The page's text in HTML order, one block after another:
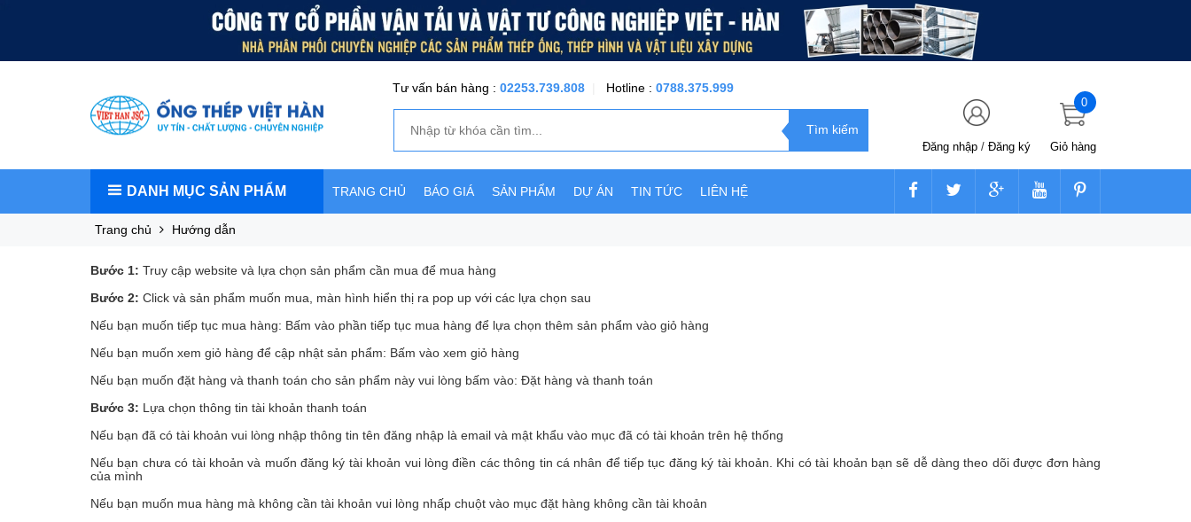
Tư vấn bán hàng : 02253.739.808| Hotline : 0788.375.999
Đăng nhập / Đăng ký Giỏ hàng
0
DANH MỤC SẢN PHẨM TRANG CHỦ BÁO GIÁ SẢN PHẨM DỰ ÁN TIN TỨC LIÊN HỆ
Trang chủ Hướng dẫn
Bước 1: Truy cập website và lựa chọn sản phẩm cần mua để mua hàng
Bước 2: Click và sản phẩm muốn mua, màn hình hiển thị ra pop up với các lựa chọn sau
Nếu bạn muốn tiếp tục mua hàng: Bấm vào phần tiếp tục mua hàng để lựa chọn thêm sản phẩm vào giỏ hàng
Nếu bạn muốn xem giỏ hàng để cập nhật sản phẩm: Bấm vào xem giỏ hàng
Nếu bạn muốn đặt hàng và thanh toán cho sản phẩm này vui lòng bấm vào: Đặt hàng và thanh toán
Bước 3: Lựa chọn thông tin tài khoản thanh toán
Nếu bạn đã có tài khoản vui lòng nhập thông tin tên đăng nhập là email và mật khẩu vào mục đã có tài khoản trên hệ thống
Nếu bạn chưa có tài khoản và muốn đăng ký tài khoản vui lòng điền các thông tin cá nhân để tiếp tục đăng ký tài khoản. Khi có tài khoản bạn sẽ dễ dàng theo dõi được đơn hàng
của mình
Nếu bạn muốn mua hàng mà không cần tài khoản vui lòng nhấp chuột vào mục đặt hàng không cần tài khoản